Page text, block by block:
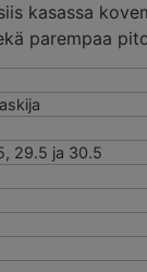
kasassa
parempaa
29.5 ja 30.5